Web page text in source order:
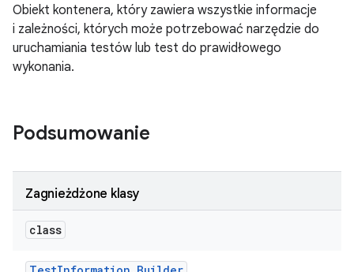
Obiekt kontenera, który zawiera wszystkie informacje
i zależności, których może potrzebować narzędzie do
uruchamiania testów lub test do prawidłowego
wykonania.
Podsumowanie
Zagnieżdżone klasy
class